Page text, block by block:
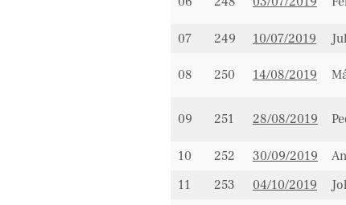
07
249 10/07/2019
08 250 14/08/2019
09 251 28/08/2019
10
252 30/09/2019
11
253 04/10/2019